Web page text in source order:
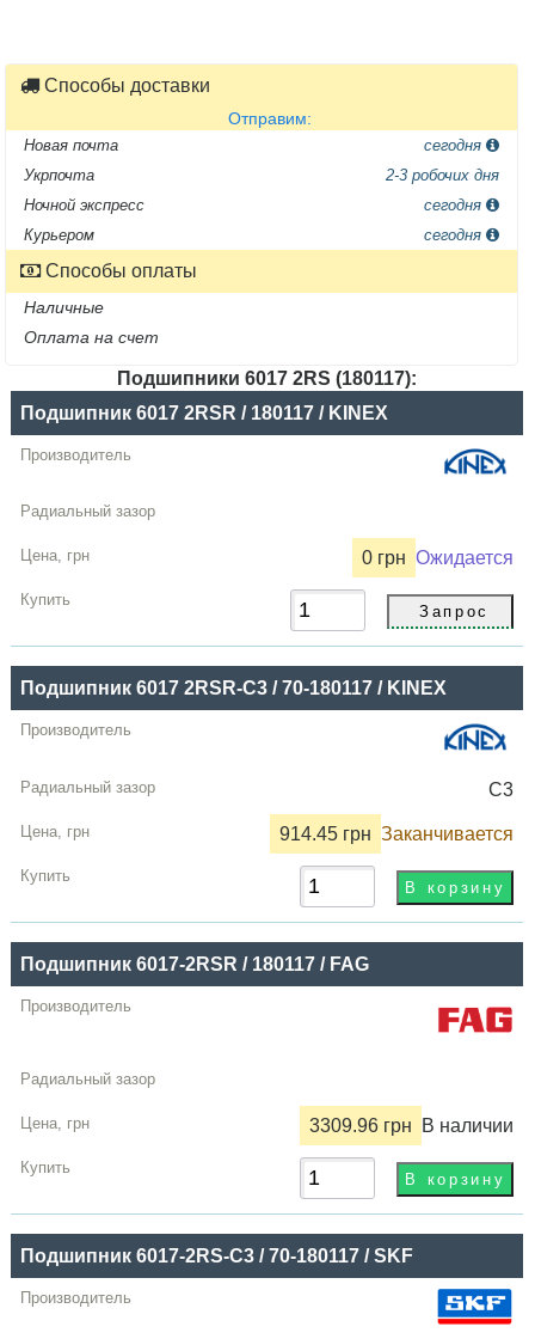
Способы доставки
Отправим:
Новая почта
сегодня
Укрпочта
2-3 робочих дня
Ночной экспресс
сегодня
Курьером
сегодня
Способы оплаты
Наличные
Оплата на счет
Подшипники 6017 2RS (180117):
Название
Производитель
Радиальный
зазор
Цена,
грн
Подшипник 6017 2RSR / 180117 / KINEX
0 грн Ожидается
Подшипник 6017 2RSR-C3 / 70-180117 / KINEX
C3
914.45 грн Заканчивается
Подшипник 6017-2RSR / 180117 / FAG
3309.96 грн В наличии
Подшипник 6017-2RS-C3 / 70-180117 / SKF